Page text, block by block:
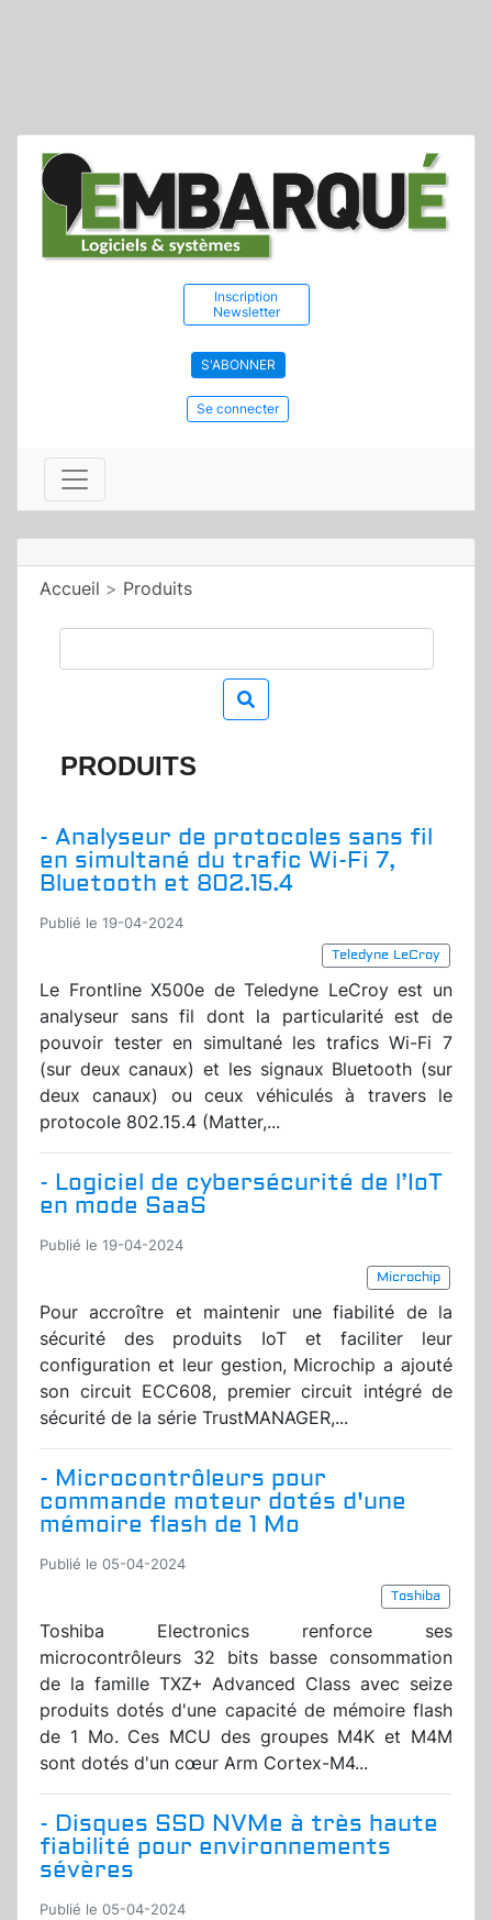
Inscription
Newsletter
S'ABONNER
Se connecter
Accueil > Produits
PRODUITS
- Analyseur de protocoles sans fil
en simultané du trafic Wi-Fi 7,
Bluetooth et 802.15.4
Publié le 19-04-2024
Teledyne LeCroy
Le Frontline X500e de Teledyne LeCroy est un
analyseur sans fil dont la particularité est de
pouvoir tester en simultané les trafics Wi-Fi 7
(sur deux canaux) et les signaux Bluetooth (sur
deux canaux) ou ceux véhiculés à travers le
protocole 802.15.4 (Matter,...
- Logiciel de cybersécurité de l’IoT
en mode SaaS
Publié le 19-04-2024
Microchip
Pour accroître et maintenir une fiabilité de la
sécurité des produits IoT et faciliter leur
configuration et leur gestion, Microchip a ajouté
son circuit ECC608, premier circuit intégré de
sécurité de la série TrustMANAGER,...
- Microcontrôleurs pour
commande moteur dotés d'une
mémoire flash de 1 Mo
Publié le 05-04-2024
Toshiba
Toshiba Electronics renforce ses
microcontrôleurs 32 bits basse consommation
de la famille TXZ+ Advanced Class avec seize
produits dotés d'une capacité de mémoire flash
de 1 Mo. Ces MCU des groupes M4K et M4M
sont dotés d'un cœur Arm Cortex-M4...
- Disques SSD NVMe à très haute
fiabilité pour environnements
sévères
Publié le 05-04-2024